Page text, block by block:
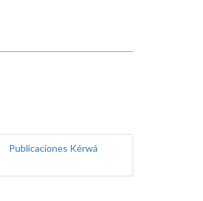
Publicaciones Kérwá